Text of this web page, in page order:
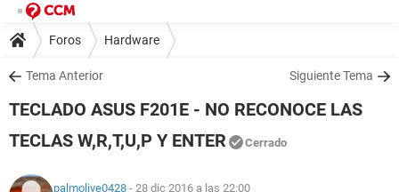
Foros Hardware
Tema Anterior Siguiente Tema
TECLADO ASUS F201E - NO RECONOCE LAS
TECLAS W,R,T,U,P Y ENTER
Cerrado
palmolive0428 - 28 dic 2016 a las 22:00